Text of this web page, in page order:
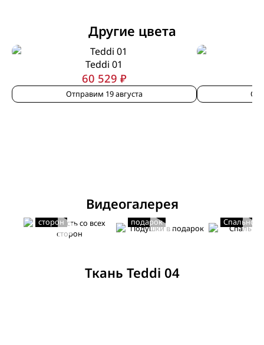
Другие цвета
Teddi 01
60 529 ₽
Отправим 19 августа
Видеогалерея
Мягкость со всех
сторон
Подушки в
подарок
Спальное
Ткань Teddi 04